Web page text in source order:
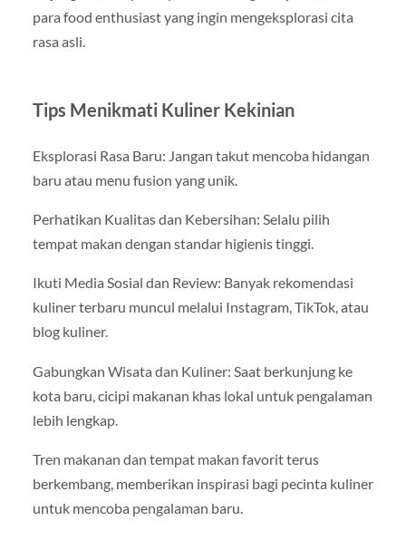
para food enthusiast yang ingin mengeksplorasi cita
rasa asli.
Tips Menikmati Kuliner Kekinian
Eksplorasi Rasa Baru: Jangan takut mencoba hidangan
baru atau menu fusion yang unik.
Perhatikan Kualitas dan Kebersihan: Selalu pilih
tempat makan dengan standar higienis tinggi.
Ikuti Media Sosial dan Review: Banyak rekomendasi
kuliner terbaru muncul melalui Instagram, TikTok, atau
blog kuliner.
Gabungkan Wisata dan Kuliner: Saat berkunjung ke
kota baru, cicipi makanan khas lokal untuk pengalaman
lebih lengkap.
Tren makanan dan tempat makan favorit terus
berkembang, memberikan inspirasi bagi pecinta kuliner
untuk mencoba pengalaman baru.